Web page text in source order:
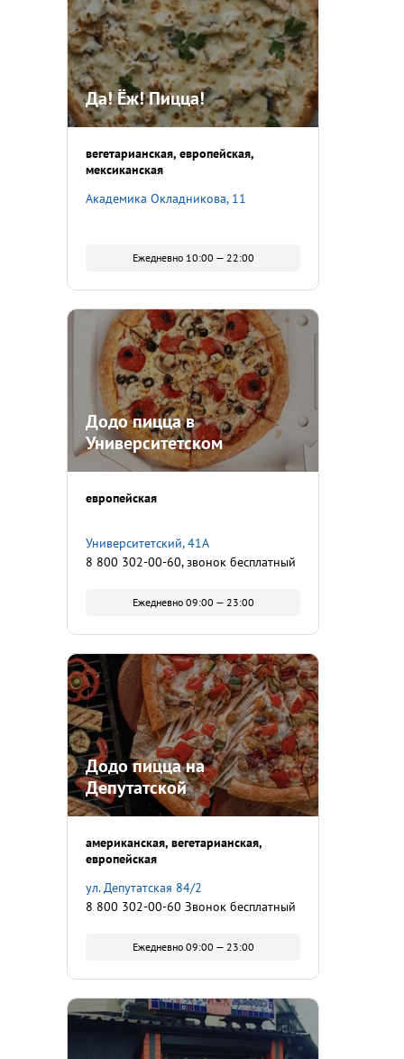
Да! Ёж! Пицца!
вегетарианская европейская
мексиканская
Академика Окладникова, 11
Ежедневно 10:00 — 22:00
Додо пицца в
Университетском
европейская
Университетский, 41А
8 800 302-00-60, звонок бесплатный
Ежедневно 09:00 — 23:00
Додо пицца на
Депутатской
американская вегетарианская
европейская
ул. Депутатская 84/2
8 800 302-00-60 Звонок бесплатный
Ежедневно 09:00 — 23:00